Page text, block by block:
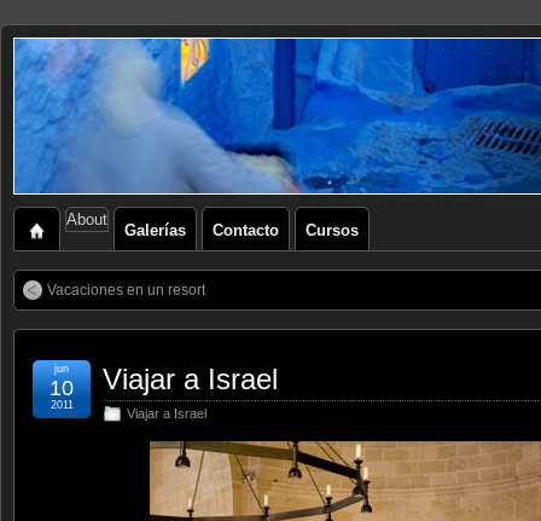
About
Galerías Contacto Cursos
Vacaciones en un resort
Viajar a Israel
Viajar a Israel
jun
10
2011